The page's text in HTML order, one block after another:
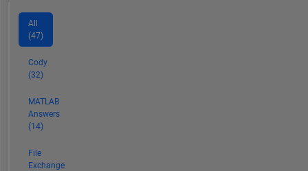
All
(47)
Cody
(32)
MATLAB
Answers
(14)
File
Exchange